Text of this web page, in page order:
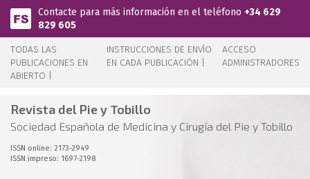
Pasar al contenido principal
Contacte para más información en el teléfono +34 629
829 605
TODAS LAS
PUBLICACIONES EN
ABIERTO |
INSTRUCCIONES DE ENVÍO
EN CADA PUBLICACIÓN |
ACCESO
ADMINISTRADORES
Revista del Pie y Tobillo
Sociedad Española de Medicina y Cirugía del Pie y Tobillo
ISSN online: 2173-2949
ISSN impreso: 1697-2198